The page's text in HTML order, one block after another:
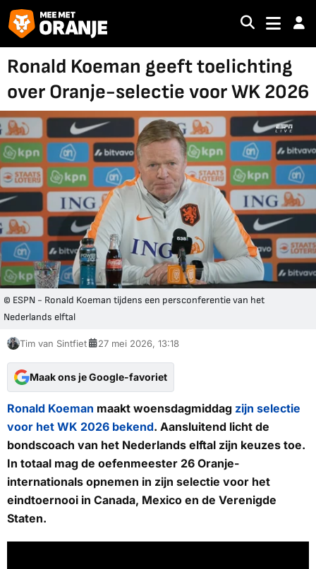
Ronald Koeman geeft toelichting
over Oranje-selectie voor WK 2026
© ESPN - Ronald Koeman tijdens een persconferentie van het
Nederlands elftal
Tim van Sintfiet 27 mei 2026, 13:18
Maak ons je Google-favoriet
Ronald Koeman maakt woensdagmiddag zijn selectie
voor het WK 2026 bekend. Aansluitend licht de
bondscoach van het Nederlands elftal zijn keuzes toe.
In totaal mag de oefenmeester 26 Oranje-
internationals opnemen in zijn selectie voor het
eindtoernooi in Canada, Mexico en de Verenigde
Staten.